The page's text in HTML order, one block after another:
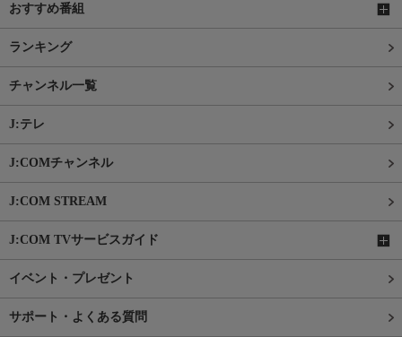
おすすめ番組
ランキング
チャンネル一覧
J:テレ
J:COMチャンネル
J:COM STREAM
J:COM TVサービスガイド
イベント・プレゼント
サポート・よくある質問